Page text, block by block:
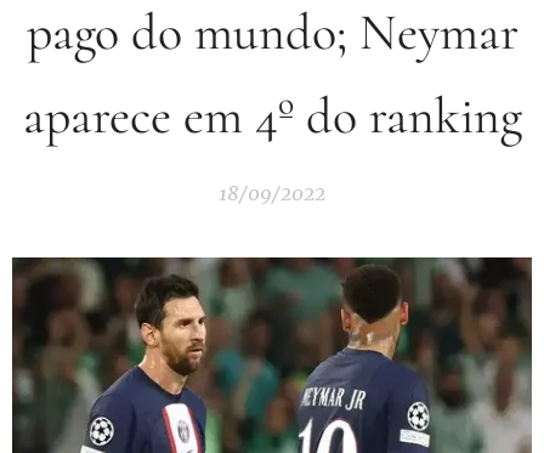
pago do mundo; Neymar
aparece em 4º do ranking
18/09/2022